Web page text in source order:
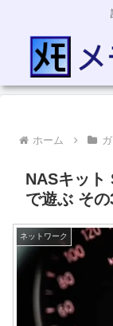
ホーム
NASキッ
で遊ぶ そ
ネットワーク